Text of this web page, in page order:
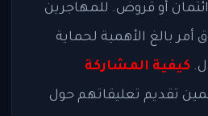
أو قروض. للمهاجرين
أمر بالغ الأهمية لحماية
كيفية المشاركة
تقديم تعليقاتهم حول